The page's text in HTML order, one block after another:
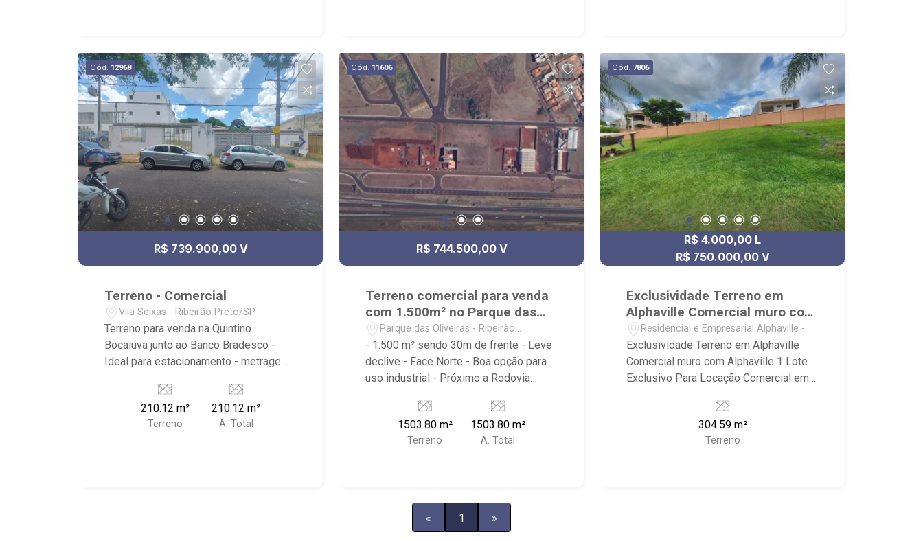
Cód. 12968
R$ 739.900,00 V
Terreno - Comercial
Vila Seixas - Ribeirão Preto/SP
Terreno para venda na Quintino
Bocaiuva junto ao Banco Bradesco -
Ideal para estacionamento - metragem
rápido, estacionamento ou construção
para qualquer necessidade - junto ao
portão dos funcionários do Hospital
210.12 m²
Terreno
210.12 m²
A. Total
Cód. 11606
R$ 744.500,00 V
Terreno comercial para venda
com 1.500m² no Parque das
Oliveiras
Parque das Oliveiras - Ribeirão
Preto/SP
- 1.500 m² sendo 30m de frente - Leve
declive - Face Norte - Boa opção para
uso industrial - Próximo a Rodovia
instalações do Supermercado
Copercana Ribeirão Imóveis, uma
imobiliária com mais de 28 anos de
oferecemos mais proximidade com os
clientes, afim de entender seus
1503.80 m²
Terreno
1503.80 m²
A. Total
Cód. 7806
R$ 4.000,00 L
R$ 750.000,00 V
Exclusividade Terreno em
Alphaville Comercial muro com
Alphaville 1
Residencial e Empresarial Alphaville -
Ribeirão Preto/SP
Exclusividade Terreno em Alphaville
Comercial muro com Alphaville 1 Lote
Exclusivo Para Locação Comercial em
Alphaville - muro com Alphaville 1 -
terreno na avenida principal - lote aclive
- visibilidade dos dois sentidos - frente
304.59 m²
Terreno
« 1 »